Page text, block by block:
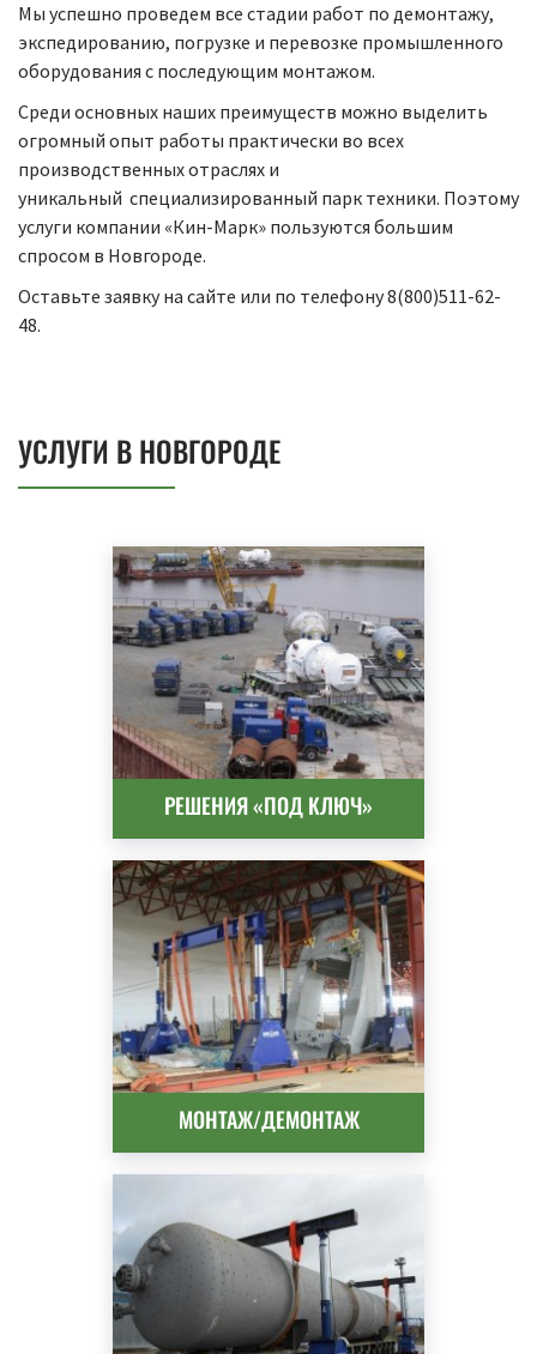
Мы успешно проведем все стадии работ по демонтажу,
экспедированию, погрузке и перевозке промышленного
оборудования с последующим монтажом.
Среди основных наших преимуществ можно выделить
огромный опыт работы практически во всех
производственных отраслях и
уникальный специализированный парк техники. Поэтому
услуги компании «Кин-Марк» пользуются большим
спросом в Новгороде.
Оставьте заявку на сайте или по телефону 8(800)511-62-
48.
УСЛУГИ В НОВГОРОДЕ
РЕШЕНИЯ «ПОД КЛЮЧ»
МОНТАЖ/ДЕМОНТАЖ